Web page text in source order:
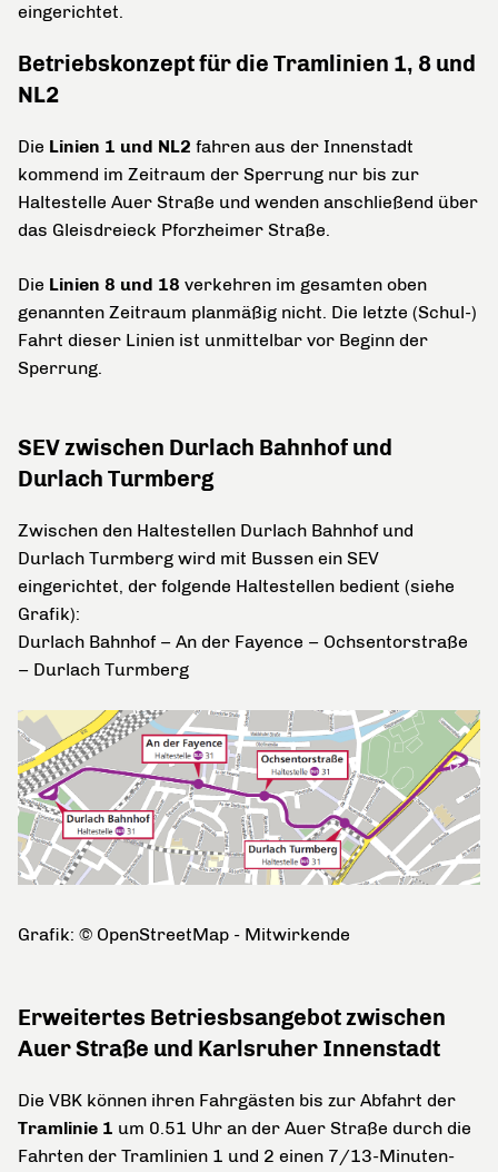
eingerichtet.
Betriebskonzept für die Tramlinien 1, 8 und
NL2
Die Linien 1 und NL2 fahren aus der Innenstadt
kommend im Zeitraum der Sperrung nur bis zur
Haltestelle Auer Straße und wenden anschließend über
das Gleisdreieck Pforzheimer Straße.
Die Linien 8 und 18 verkehren im gesamten oben
genannten Zeitraum planmäßig nicht. Die letzte (Schul-)
Fahrt dieser Linien ist unmittelbar vor Beginn der
Sperrung.
SEV zwischen Durlach Bahnhof und
Durlach Turmberg
Zwischen den Haltestellen Durlach Bahnhof und
Durlach Turmberg wird mit Bussen ein SEV
eingerichtet, der folgende Haltestellen bedient (siehe
Grafik):
Durlach Bahnhof – An der Fayence – Ochsentorstraße
– Durlach Turmberg
Grafik: © OpenStreetMap - Mitwirkende
Erweitertes Betriesbsangebot zwischen
Auer Straße und Karlsruher Innenstadt
Die VBK können ihren Fahrgästen bis zur Abfahrt der
Tramlinie 1 um 0.51 Uhr an der Auer Straße durch die
Fahrten der Tramlinien 1 und 2 einen 7/13-Minuten-